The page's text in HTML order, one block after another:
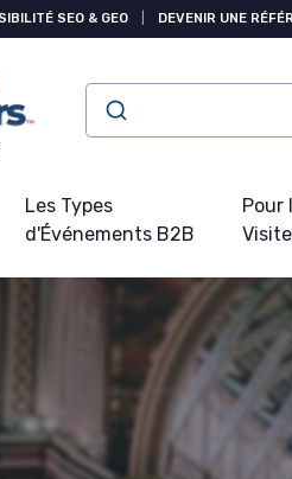
SEO & GEO DEVENIR UNE
Les Types
d'Événements B2B
Pour